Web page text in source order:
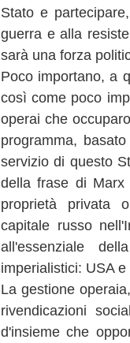
Stato e
guerra e alla
sarà una forza
Poco importano, a
così come poco
operai che
programma,
servizio di questo
della frase di Marx
proprietà privata
capitale russo
all'essenziale
imperialistici: USA
La gestione
rivendicazioni
d'insieme che